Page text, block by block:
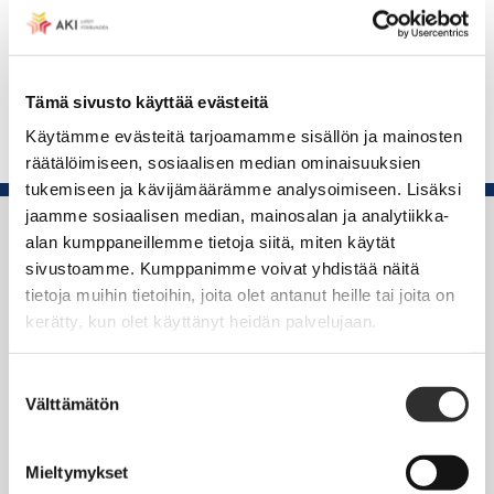
Tämä sivusto käyttää evästeitä
Käytämme evästeitä tarjoamamme sisällön ja mainosten
räätälöimiseen, sosiaalisen median ominaisuuksien
tukemiseen ja kävijämäärämme analysoimiseen. Lisäksi
jaamme sosiaalisen median, mainosalan ja analytiikka-
alan kumppaneillemme tietoja siitä, miten käytät
sivustoamme. Kumppanimme voivat yhdistää näitä
tietoja muihin tietoihin, joita olet antanut heille tai joita on
kerätty, kun olet käyttänyt heidän palvelujaan.
valinta
Välttämätön
Mieltymykset
voi tulla käymään silloin kun huvittaa!
Suomen Kanttori-urkuriliitto
Rautatieläisenkatu 6,
00520 Helsinki
toimisto@akiliitot.fi
Seuraa meitä somessa: